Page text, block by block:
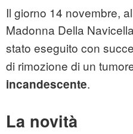
Il giorno 14 novembre,
Madonna Della
stato eseguito con
di rimozione di un
incandescente.
La novità